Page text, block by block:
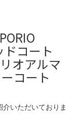
ドコート
オアルマ
コート
いただいておりま